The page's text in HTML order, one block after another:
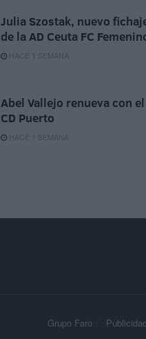
Julia Szostak, nuevo
de la AD Ceuta FC
HACE 1 SEMANA
Abel Vallejo renueva con el
CD Puerto
HACE 1 SEMANA
Grupo Faro Publicidad